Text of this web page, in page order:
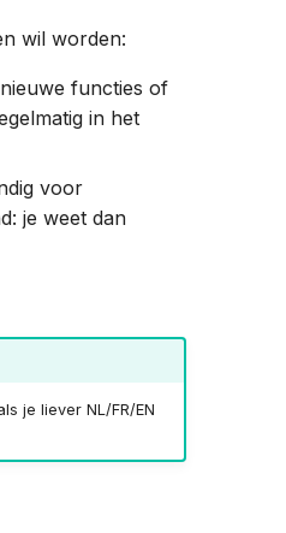
wil worden:
functies of
in het
voor
je weet dan
je liever NL/FR/EN